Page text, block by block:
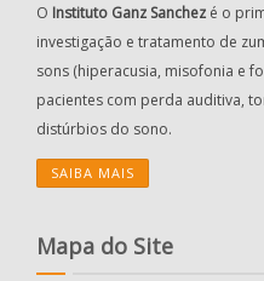
O Instituto Ganz Sanchez é o
investigação e tratamento de
sons (hiperacusia, misofonia e
pacientes com perda auditiva,
distúrbios do sono.
SAIBA MAIS
Mapa do Site